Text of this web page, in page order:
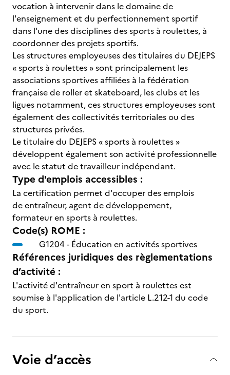
vocation à intervenir dans le domaine de
l'enseignement et du perfectionnement sportif
dans l'une des disciplines des sports à roulettes, à
coordonner des projets sportifs.
Les structures employeuses des titulaires du DEJEPS
« sports à roulettes » sont principalement les
associations sportives affiliées à la fédération
française de roller et skateboard, les clubs et les
ligues notamment, ces structures employeuses sont
également des collectivités territoriales ou des
structures privées.
Le titulaire du DEJEPS « sports à roulettes »
développent également son activité professionnelle
avec le statut de travailleur indépendant.
Type d'emplois accessibles :
La certification permet d'occuper des emplois
de entraîneur, agent de développement,
formateur en sports à roulettes.
Code(s) ROME :
G1204 - Éducation en activités sportives
Références juridiques des règlementations
d’activité :
L'activité d'entraîneur en sport à roulettes est
soumise à l'application de l'article L.212-1 du code
du sport.
Voie d’accès